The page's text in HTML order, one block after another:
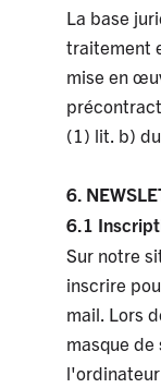
La base
traitement
mise en
(1) lit. b) du
6.
6.1
Sur notre
inscrire
mail. Lors
masque